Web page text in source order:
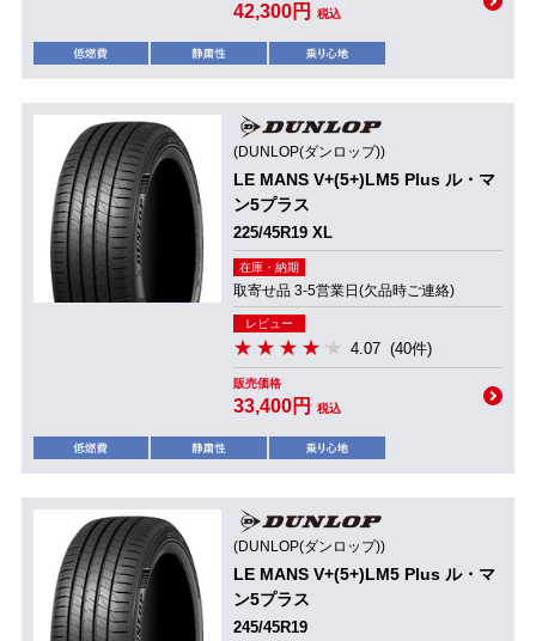
42,300円 税込
(DUNLOP(ダンロップ))
LE MANS V+(5+)LM5 Plus ル・マ
ン5プラス
225/45R19 XL
在庫・納期
取寄せ品 3-5営業日(欠品時ご連絡)
レビュー
4.07 (40件)
販売価格
33,400円 税込
(DUNLOP(ダンロップ))
LE MANS V+(5+)LM5 Plus ル・マ
ン5プラス
245/45R19